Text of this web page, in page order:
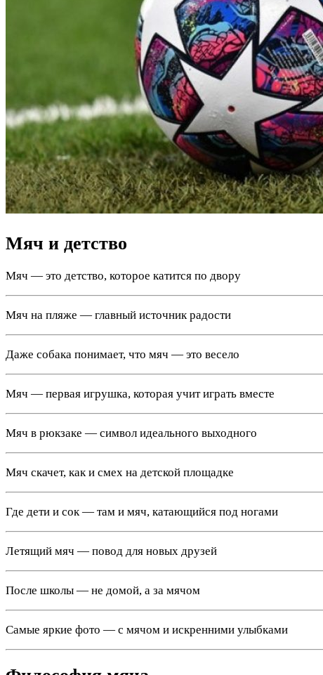
Мяч и детство
Мяч — это детство, которое катится по двору
Мяч на пляже — главный источник радости
Даже собака понимает, что мяч — это весело
Мяч — первая игрушка, которая учит играть вместе
Мяч в рюкзаке — символ идеального выходного
Мяч скачет, как и смех на детской площадке
Где дети и сок — там и мяч, катающийся под ногами
Летящий мяч — повод для новых друзей
После школы — не домой, а за мячом
Самые яркие фото — с мячом и искренними улыбками